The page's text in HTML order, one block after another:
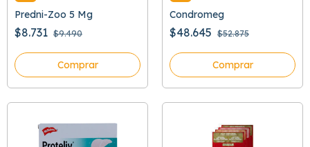
Predni-Zoo 5 Mg
$8.731 $9.490
Comprar
Condromeg
$48.645 $52.875
Comprar